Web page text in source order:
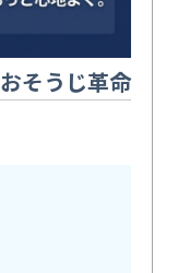
おそうじ革命